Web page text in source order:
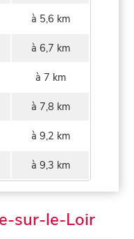
à 5,6 km
à 6,7 km
à 7 km
à 7,8 km
à 9,2 km
à 9,3 km
sur-le-Loir